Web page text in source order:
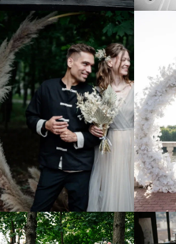
БОЛЬШЕ ВИДЕО